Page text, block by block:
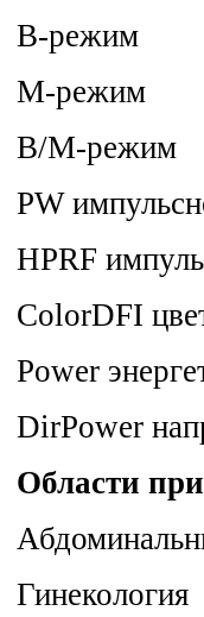
B-режим
М-режим
B/M-режим
PW
HPRF
ColorDFI
Power
DirPower
Области
Гинекология